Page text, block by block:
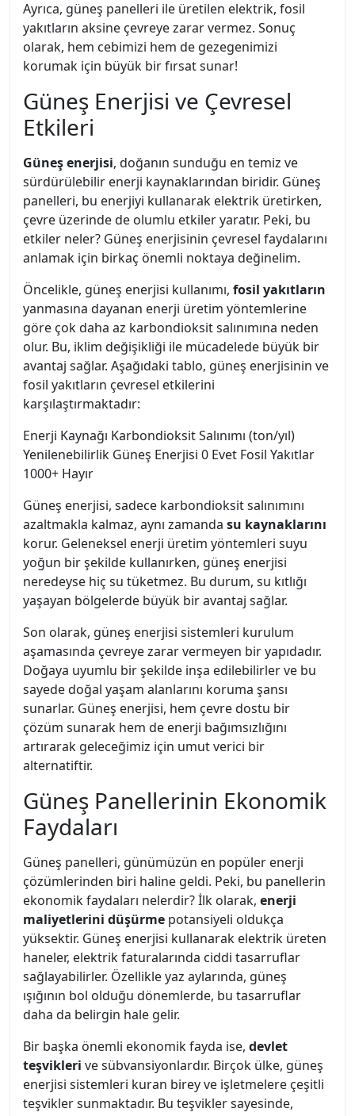
Ayrıca, güneş panelleri ile üretilen elektrik, fosil
yakıtların aksine çevreye zarar vermez. Sonuç
olarak, hem cebimizi hem de gezegenimizi
korumak için büyük bir fırsat sunar!
Güneş Enerjisi ve Çevresel
Etkileri
Güneş enerjisi, doğanın sunduğu en temiz ve
sürdürülebilir enerji kaynaklarından biridir. Güneş
panelleri, bu enerjiyi kullanarak elektrik üretirken,
çevre üzerinde de olumlu etkiler yaratır. Peki, bu
etkiler neler? Güneş enerjisinin çevresel faydalarını
anlamak için birkaç önemli noktaya değinelim.
Öncelikle, güneş enerjisi kullanımı, fosil yakıtların
yanmasına dayanan enerji üretim yöntemlerine
göre çok daha az karbondioksit salınımına neden
olur. Bu, iklim değişikliği ile mücadelede büyük bir
avantaj sağlar. Aşağıdaki tablo, güneş enerjisinin ve
fosil yakıtların çevresel etkilerini
karşılaştırmaktadır:
Enerji Kaynağı Karbondioksit Salınımı (ton/yıl)
Yenilenebilirlik Güneş Enerjisi 0 Evet Fosil Yakıtlar
1000+ Hayır
Güneş enerjisi, sadece karbondioksit salınımını
azaltmakla kalmaz, aynı zamanda su kaynaklarını
korur. Geleneksel enerji üretim yöntemleri suyu
yoğun bir şekilde kullanırken, güneş enerjisi
neredeyse hiç su tüketmez. Bu durum, su kıtlığı
yaşayan bölgelerde büyük bir avantaj sağlar.
Son olarak, güneş enerjisi sistemleri kurulum
aşamasında çevreye zarar vermeyen bir yapıdadır.
Doğaya uyumlu bir şekilde inşa edilebilirler ve bu
sayede doğal yaşam alanlarını koruma şansı
sunarlar. Güneş enerjisi, hem çevre dostu bir
çözüm sunarak hem de enerji bağımsızlığını
artırarak geleceğimiz için umut verici bir
alternatiftir.
Güneş Panellerinin Ekonomik
Faydaları
Güneş panelleri, günümüzün en popüler enerji
çözümlerinden biri haline geldi. Peki, bu panellerin
ekonomik faydaları nelerdir? İlk olarak, enerji
maliyetlerini düşürme potansiyeli oldukça
yüksektir. Güneş enerjisi kullanarak elektrik üreten
haneler, elektrik faturalarında ciddi tasarruflar
sağlayabilirler. Özellikle yaz aylarında, güneş
ışığının bol olduğu dönemlerde, bu tasarruflar
daha da belirgin hale gelir.
Bir başka önemli ekonomik fayda ise, devlet
teşvikleri ve sübvansiyonlardır. Birçok ülke, güneş
enerjisi sistemleri kuran birey ve işletmelere çeşitli
teşvikler sunmaktadır. Bu teşvikler sayesinde,